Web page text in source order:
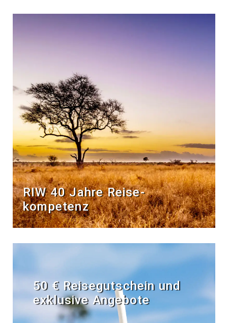
RIW 40 Jahre Reise­
kompetenz
50 € Reisegutschein und
exklusive Angebote